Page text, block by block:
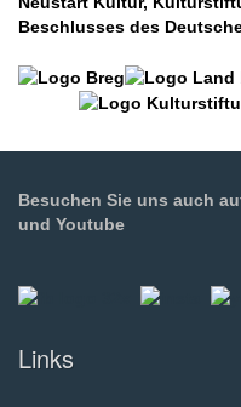
Beschlusses des
Besuchen Sie uns auch
und Youtube
Links